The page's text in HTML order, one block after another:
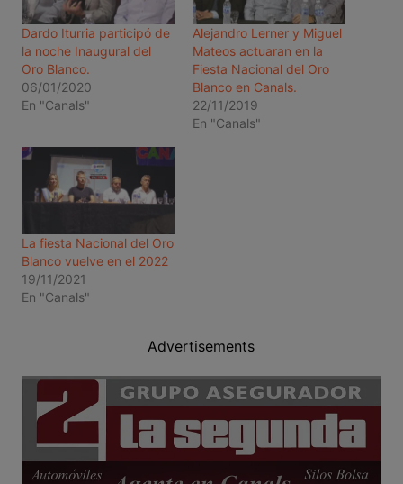
Dardo Iturria participó de
la noche Inaugural del
Oro Blanco.
06/01/2020
En "Canals"
Alejandro Lerner y Miguel
Mateos actuaran en la
Fiesta Nacional del Oro
Blanco en Canals.
22/11/2019
En "Canals"
La fiesta Nacional del Oro
Blanco vuelve en el 2022
19/11/2021
En "Canals"
Advertisements